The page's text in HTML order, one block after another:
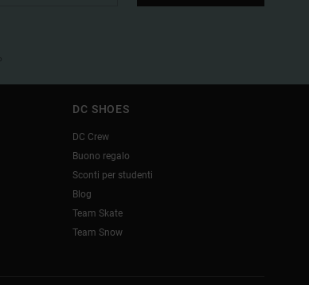
DC SHOES
DC Crew
Buono regalo
Sconti per studenti
Blog
Team Skate
Team Snow